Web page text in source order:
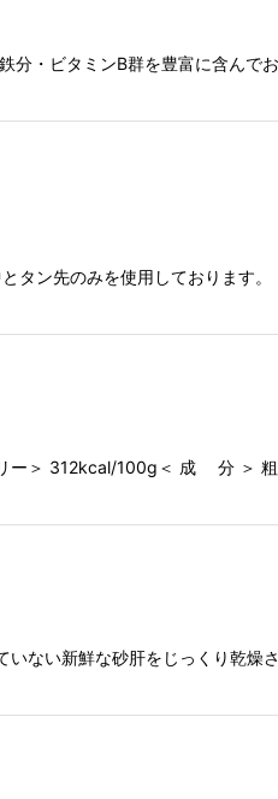
・ビタミンB群を豊富に含んで
タン先のみを使用しております。
ー＞ 312kcal/100g＜ 成 分 ＞ 粗
ない新鮮な砂肝をじっくり乾燥